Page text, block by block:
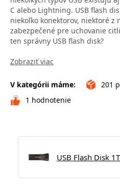
C alebo Lightning. USB flash
niekoľko konektorov, niektoré z
zabezpečené pre uchovanie
ten správny USB flash disk?
Zobraziť viac
V kategórii máme: 201
1 hodnotenie
USB Flash Disk